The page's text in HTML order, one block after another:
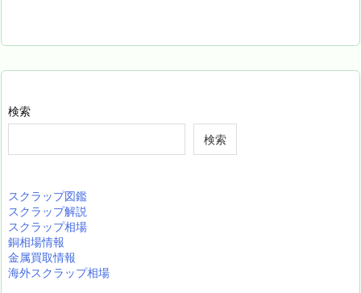
検索
検索
スクラップ図鑑
スクラップ解説
スクラップ相場
銅相場情報
金属買取情報
海外スクラップ相場